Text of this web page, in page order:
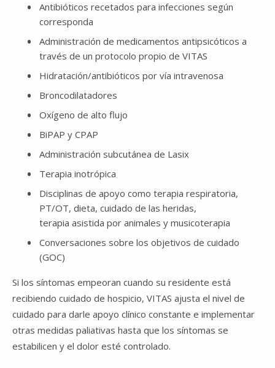
Antibióticos recetados para infecciones según
corresponda
Administración de medicamentos antipsicóticos a
través de un protocolo propio de VITAS
Hidratación/antibióticos por vía intravenosa
Broncodilatadores
Oxígeno de alto flujo
BiPAP y CPAP
Administración subcutánea de Lasix
Terapia inotrópica
Disciplinas de apoyo como terapia respiratoria,
PT/OT, dieta, cuidado de las heridas,
terapia asistida por animales y musicoterapia
Conversaciones sobre los objetivos de cuidado
(GOC)
Si los síntomas empeoran cuando su residente está
recibiendo cuidado de hospicio, VITAS ajusta el nivel de
cuidado para darle apoyo clínico constante e implementar
otras medidas paliativas hasta que los síntomas se
estabilicen y el dolor esté controlado.